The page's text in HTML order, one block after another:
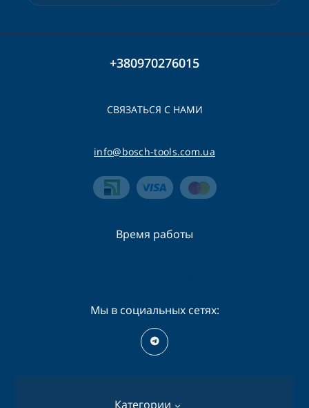
+380970276015
СВЯЗАТЬСЯ С НАМИ
info@bosch-tools.com.ua
Категории
Время работы
Мы в социальных сетях: